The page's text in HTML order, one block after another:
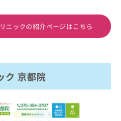
ニックの紹介ページはこちら
ク 京都院